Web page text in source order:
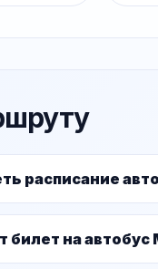
расписание
билет на